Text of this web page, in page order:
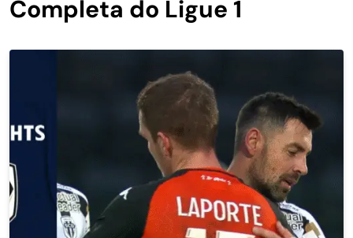
Completa do Ligue 1